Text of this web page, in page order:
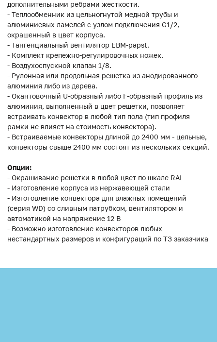
дополнительными ребрами жесткости.
- Теплообменник из цельногнутой медной трубы и
алюминиевых ламелей с узлом подключения G1/2,
окрашенный в цвет корпуса.
- Тангенциальный вентилятор EBM-papst.
- Комплект крепежно-регулировочных ножек.
- Воздухоспускной клапан 1/8.
- Рулонная или продольная решетка из анодированного
алюминия либо из дерева.
- Окантовочный U-образный либо F-образный профиль из
алюминия, выполненный в цвет решетки, позволяет
встраивать конвектор в любой тип пола (тип профиля
рамки не влияет на стоимость конвектора).
- Встраиваемые конвекторы длиной до 2400 мм - цельные,
конвекторы свыше 2400 мм состоят из нескольких секций.
Опции:
- Окрашивание решетки в любой цвет по шкале RAL
- Изготовление корпуса из нержавеющей стали
- Изготовление конвектора для влажных помещений
(серия WD) со сливным патрубком, вентилятором и
автоматикой на напряжение 12 В
- Возможно изготовление конвекторов любых
нестандартных размеров и конфигураций по ТЗ заказчика